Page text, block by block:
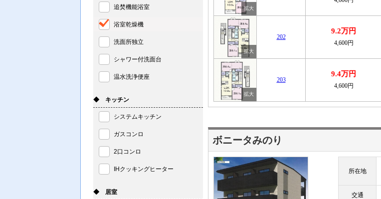
202
9.2万円
4,600円
203
9.4万円
4,600円
ボニータみのり
所在地
交通
追焚機能浴室
浴室乾燥機
洗面所独立
シャワー付洗面台
温水洗浄便座
◆ キッチン
システムキッチン
ガスコンロ
2口コンロ
IHクッキングヒーター
◆ 居室